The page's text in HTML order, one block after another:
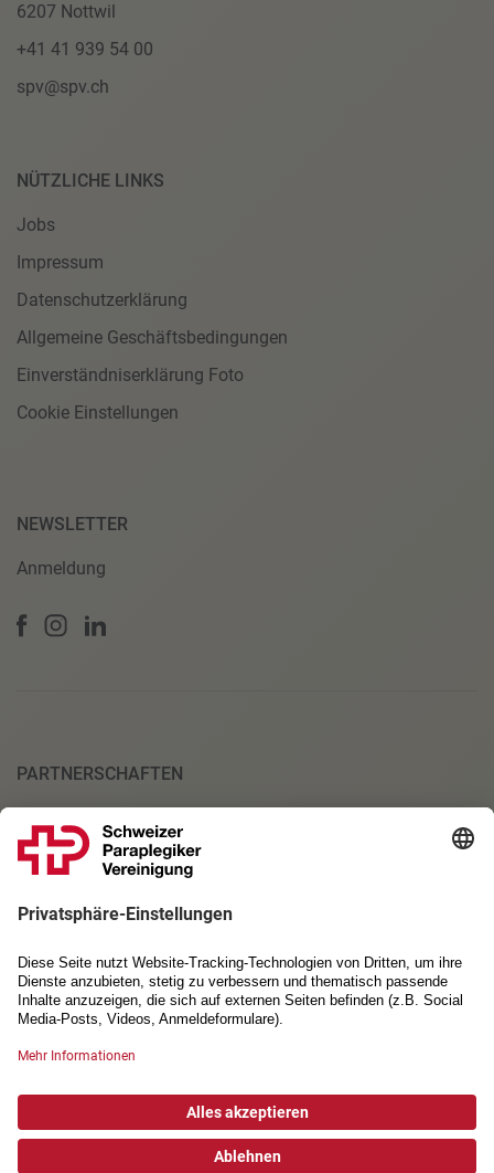
6207 Nottwil
+41 41 939 54 00
spv@spv.ch
NÜTZLICHE LINKS
Jobs
Impressum
Datenschutzerklärung
Allgemeine Geschäftsbedingungen
Einverständniserklärung Foto
Cookie Einstellungen
NEWSLETTER
Anmeldung
PARTNERSCHAFTEN